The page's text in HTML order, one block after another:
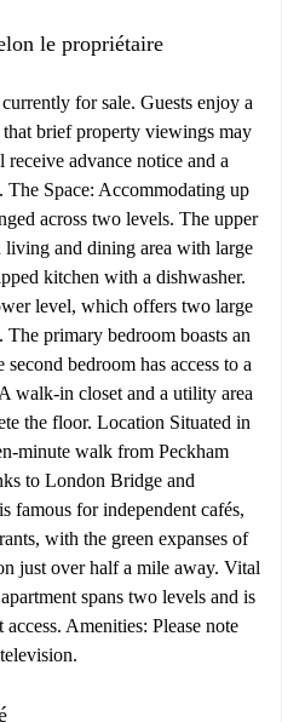
le propriétaire
for sale. Guests enjoy a
that brief property viewings may
advance notice and a
Space: Accommodating up
across two levels. The upper
living and dining area with large
kitchen with a dishwasher.
level, which offers two large
primary bedroom boasts an
bedroom has access to a
walk-in closet and a utility area
the floor. Location Situated in
minute walk from Peckham
to London Bridge and
famous for independent cafés,
with the green expanses of
just over half a mile away. Vital
spans two levels and is
Amenities: Please note